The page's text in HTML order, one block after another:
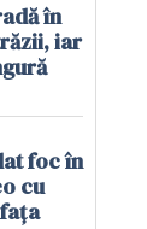
în
iar
foc în
cu